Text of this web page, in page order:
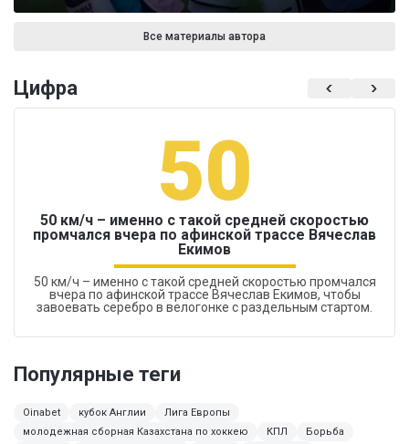
Все материалы автора
Цифра
50
50 км/ч – именно с такой средней скоростью
промчался вчера по афинской трассе Вячеслав
Екимов
50 км/ч – именно с такой средней скоростью промчался
вчера по афинской трассе Вячеслав Екимов, чтобы
завоевать серебро в велогонке с раздельным стартом.
Популярные теги
Oinabet кубок Англии
Лига Европы
молодежная сборная Казахстана по хоккею
КПЛ
Борьба